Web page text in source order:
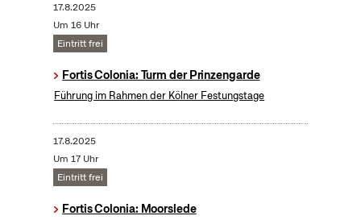
17.8.2025
Um 16 Uhr
Eintritt frei
Fortis Colonia: Turm der Prinzengarde
Führung im Rahmen der Kölner Festungstage
17.8.2025
Um 17 Uhr
Eintritt frei
Fortis Colonia: Moorslede